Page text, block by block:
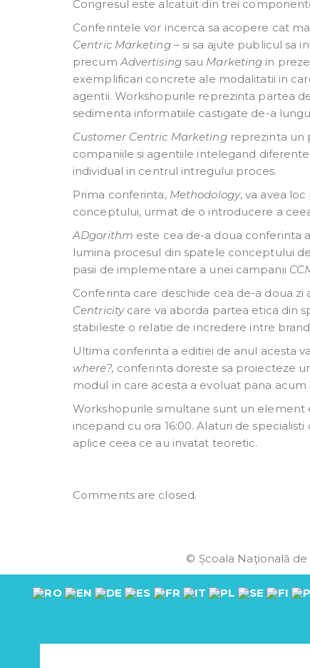
Congresul este alcatuit din trei
Conferintele vor incerca sa acopere cat
Centric Marketing– si sa ajute publicul sa
precumAdvertisingsau Marketing in
exemplificari concrete ale modalitatii in
agentii. Workshopurile reprezinta partea
sedimenta informatiile castigate de-a
Customer Centric Marketingreprezinta un
companiile si agentiile intelegand
individual in centrul intregului proces.
Prima conferinta, Methodology, va avea
conceptului, urmat de o introducere a
ADgorithm este cea de-a doua conferinta
lumina procesul din spatele conceptului
pasii de implementare a unei campanii
Conferinta care deschide cea de-a doua zi
Centricity care va aborda partea etica din
stabileste o relatie de incredere intre
Ultima conferinta a editiei de anul acesta
where?, conferinta doreste sa proiecteze
modul in care acesta a evoluat pana
Workshopurile simultane sunt un element
incepand cu ora 16:00. Alaturi de
aplice ceea ce au invatat teoretic.
Comments are closed.
© Școala Naţională de